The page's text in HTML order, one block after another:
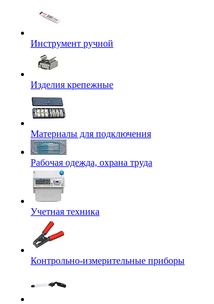
Инструмент ручной
Изделия крепежные
Материалы для подключения
Рабочая одежда, охрана труда
Учетная техника
Контрольно-измерительные приборы